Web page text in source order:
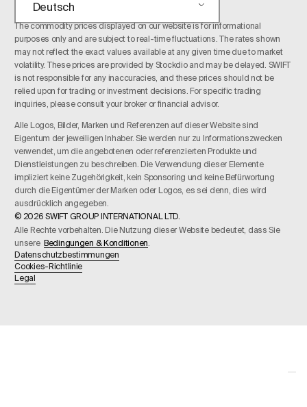
Deutsch
The commodity prices displayed on our website is for informational
purposes only and are subject to real-time fluctuations. The rates shown
may not reflect the exact values available at any given time due to market
volatility. These prices are provided by Stockdio and may be delayed. SWIFT
is not responsible for any inaccuracies, and these prices should not be
relied upon for trading or investment decisions. For specific trading
inquiries, please consult your broker or financial advisor.
Alle Logos, Bilder, Marken und Referenzen auf dieser Website sind
Eigentum der jeweiligen Inhaber. Sie werden nur zu Informationszwecken
verwendet, um die angebotenen oder referenzierten Produkte und
Dienstleistungen zu beschreiben. Die Verwendung dieser Elemente
impliziert keine Zugehörigkeit, kein Sponsoring und keine Befürwortung
durch die Eigentümer der Marken oder Logos, es sei denn, dies wird
ausdrücklich angegeben.
© 2026 SWIFT GROUP INTERNATIONAL LTD.
Alle Rechte vorbehalten. Die Nutzung dieser Website bedeutet, dass Sie
unsere Bedingungen & Konditionen
Datenschutzbestimmungen
Cookies-Richtlinie
Legal